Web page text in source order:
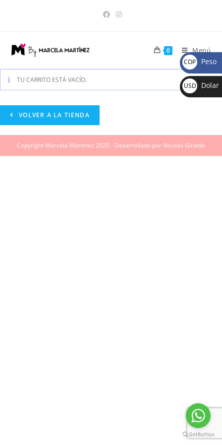
0 Menú
TU CARRITO ESTÁ VACÍO.
VOLVER A LA TIENDA
Copyright Marcela Martinez 2020 - Desarrollado por Nicolas Giraldo
COP
$
Peso
USD
$
Dolar